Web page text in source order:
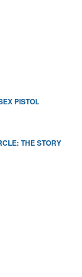
PISTOL
THE STORY